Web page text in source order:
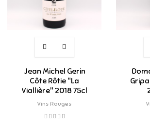
Jean Michel Gerin
Côte Rôtie "La
Viallière" 2018 75cl
Vins Rouges